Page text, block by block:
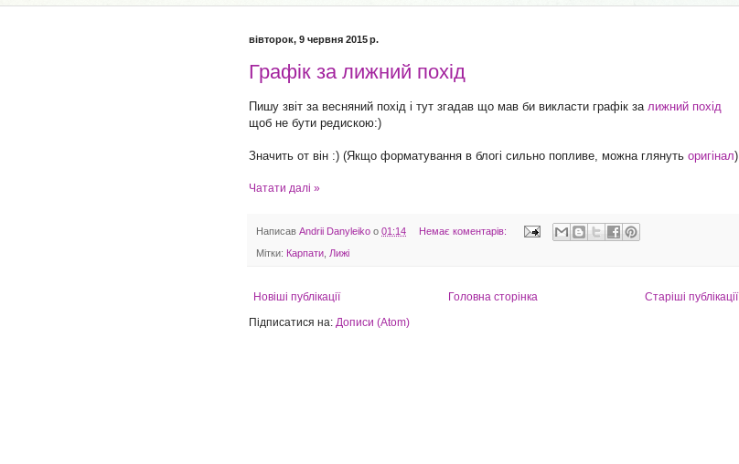
вівторок, 9 червня 2015 р.
Графік за лижний похід
Пишу звіт за весняний похід і тут згадав що мав би викласти графік за лижний похід
щоб не бути редискою:)
Значить от він :) (Якщо форматування в блогі сильно попливе, можна глянуть оригінал)
Чатати далі »
Написав Andrii Danyleiko о 01:14 Немає коментарів:
Мітки: Карпати Лижі
Новіші публікації Старіші публікації
Головна сторінка
Підписатися на: Дописи (Atom)